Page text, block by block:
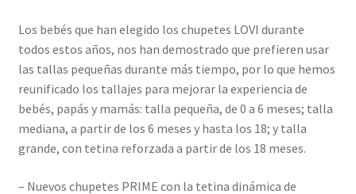
Los bebés que han elegido los chupetes LOVI durante
todos estos años, nos han demostrado que prefieren usar
las tallas pequeñas durante más tiempo, por lo que hemos
reunificado los tallajes para mejorar la experiencia de
bebés, papás y mamás: talla pequeña, de 0 a 6 meses; talla
mediana, a partir de los 6 meses y hasta los 18; y talla
grande, con tetina reforzada a partir de los 18 meses.
– Nuevos chupetes PRIME con la tetina dinámica de